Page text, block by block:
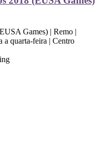
Games) | Remo |
a quarta-feira | Centro